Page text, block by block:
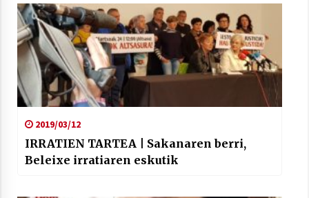
2019/03/12
IRRATIEN TARTEA | Sakanaren berri,
Beleixe irratiaren eskutik